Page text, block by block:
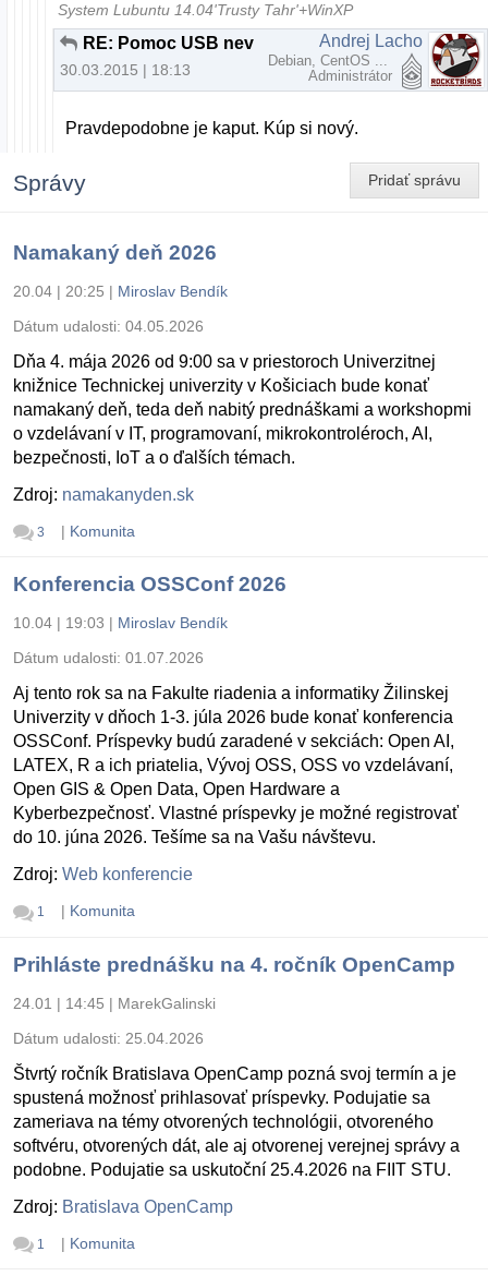
System Lubuntu 14.04'Trusty Tahr'+WinXP
RE: Pomoc USB nevidi
30.03.2015 | 18:13
Andrej Lacho
Debian, CentOS ...
Administrátor
Pravdepodobne je kaput. Kúp si nový.
Pridať správu
Správy
Namakaný deň 2026
20.04 | 20:25 | Miroslav Bendík
Dátum udalosti: 04.05.2026
Dňa 4. mája 2026 od 9:00 sa v priestoroch Univerzitnej
knižnice Technickej univerzity v Košiciach bude konať
namakaný deň, teda deň nabitý prednáškami a workshopmi
o vzdelávaní v IT, programovaní, mikrokontroléroch, AI,
bezpečnosti, IoT a o ďalších témach.
Zdroj: namakanyden.sk
3 | Komunita
Konferencia OSSConf 2026
10.04 | 19:03 | Miroslav Bendík
Dátum udalosti: 01.07.2026
Aj tento rok sa na Fakulte riadenia a informatiky Žilinskej
Univerzity v dňoch 1-3. júla 2026 bude konať konferencia
OSSConf. Príspevky budú zaradené v sekciách: Open AI,
LATEX, R a ich priatelia, Vývoj OSS, OSS vo vzdelávaní,
Open GIS & Open Data, Open Hardware a
Kyberbezpečnosť. Vlastné príspevky je možné registrovať
do 10. júna 2026. Tešíme sa na Vašu návštevu.
Zdroj: Web konferencie
1 | Komunita
Prihláste prednášku na 4. ročník OpenCamp
24.01 | 14:45 | MarekGalinski
Dátum udalosti: 25.04.2026
Štvrtý ročník Bratislava OpenCamp pozná svoj termín a je
spustená možnosť prihlasovať príspevky. Podujatie sa
zameriava na témy otvorených technológii, otvoreného
softvéru, otvorených dát, ale aj otvorenej verejnej správy a
podobne. Podujatie sa uskutoční 25.4.2026 na FIIT STU.
Zdroj: Bratislava OpenCamp
1 | Komunita